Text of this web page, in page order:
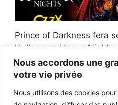
Nous accordons une
votre vie privée
Nous utilisons des cookies
Prince of Darkness fera
Halloween Horror Nights